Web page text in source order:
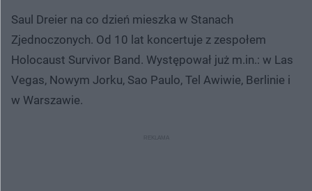
Saul Dreier na co dzień mieszka w Stanach
Zjednoczonych. Od 10 lat koncertuje z zespołem
Holocaust Survivor Band. Występował już m.in.: w Las
Vegas, Nowym Jorku, Sao Paulo, Tel Awiwie, Berlinie i
w Warszawie.